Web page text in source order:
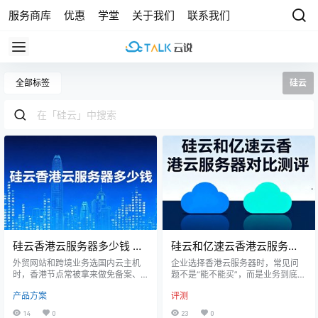
服务商库 优惠 学堂 关于我们 联系我们
全部标签 硅云
硅云香港云服务器多少钱 外
贸网站和跨境业务配置选择
外贸网站和跨境业务选国内云主机
时，香港节点常被拿来做免备案、
案。硅云香港云服务器位于香港T3
+级机房（阿里云同数据中心），三
产品方案
14 0
硅云和亿速云香港云服务器
对比测评：线路、场景和购
买建议
企业选择香港云服务器时，常见问
题不是“能不能买”，而是业务到底需
扩容是否方便。硅云和亿速云都覆
盖云服务器相关业务，但二者在品
评测
23 0